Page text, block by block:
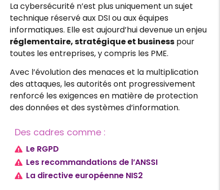
La cybersécurité n’est plus uniquement un sujet
technique réservé aux DSI ou aux équipes
informatiques. Elle est aujourd’hui devenue un enjeu
réglementaire, stratégique et business pour
toutes les entreprises, y compris les PME.
Avec l’évolution des menaces et la multiplication
des attaques, les autorités ont progressivement
renforcé les exigences en matière de protection
des données et des systèmes d’information.
Des cadres comme :
Le RGPD
Les recommandations de l’ANSSI
La directive européenne NIS2